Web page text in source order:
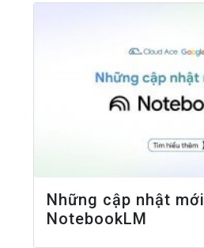
Những cập nhật mới
NotebookLM